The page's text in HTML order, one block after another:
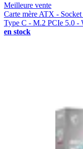
Meilleure vente
Carte mère ATX -
Type C - M.2 PCIe 5.0 -
en stock